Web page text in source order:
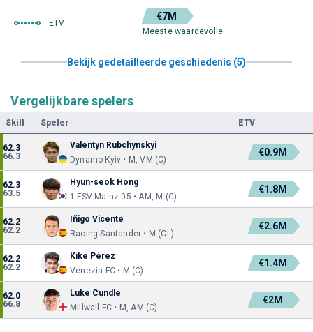
ETV
€7M
Meeste waardevolle
Bekijk gedetailleerde geschiedenis (5)
Vergelijkbare spelers
Skill Speler ETV
62.3
66.3
Valentyn Rubchynskyi
Dynamo Kyiv • M, VM (C)
€0.9M
62.3
63.5
Hyun-seok Hong
1.FSV Mainz 05 • AM, M (C)
€1.8M
62.2
62.2
Iñigo Vicente
Racing Santander • M (CL)
€2.6M
62.2
62.2
Kike Pérez
Venezia FC • M (C)
€1.4M
62.0
66.8
Luke Cundle
Millwall FC • M, AM (C)
€2M